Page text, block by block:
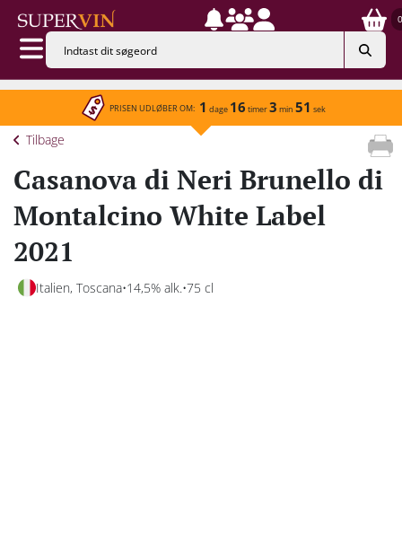
0
PRISEN UDLØBER OM: 1 dage 16 timer3 min 51 sek
Tilbage
Casanova di Neri Brunello di
Montalcino White Label
2021
Italien, Toscana 14,5% alk. 75 cl